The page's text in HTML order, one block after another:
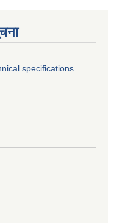
specifications